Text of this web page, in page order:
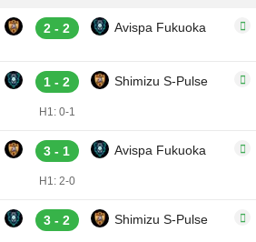
2 - 2 Avispa Fukuoka
1 - 2 Shimizu S-Pulse
H1: 0-1
3 - 1 Avispa Fukuoka
H1: 2-0
3 - 2 Shimizu S-Pulse